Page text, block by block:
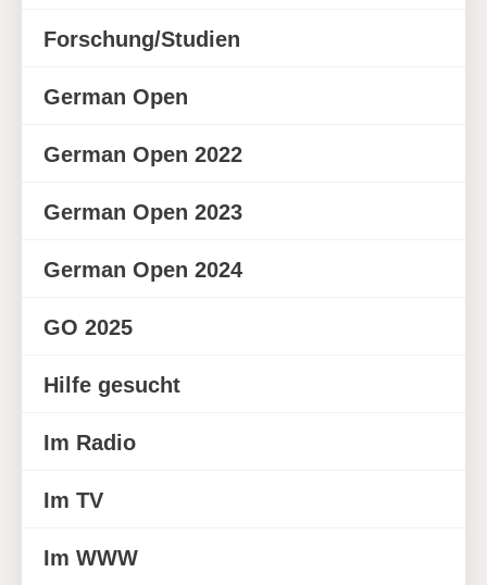
Forschung/Studien
German Open
German Open 2022
German Open 2023
German Open 2024
GO 2025
Hilfe gesucht
Im Radio
Im TV
Im WWW